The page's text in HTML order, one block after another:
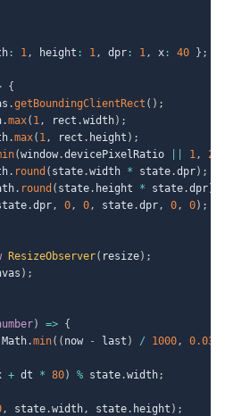
: 1, height : 1, dpr : 1, x : 40 } ;
{
.getBoundingClientRect ( ) ;
.max( 1, rect .width) ;
.max( 1, rect . height ) ;
(window.devicePixelRatio 1, 2
. round ( state.width * state.dpr) ;
. round ( state. height * state.dpr)
.dpr, 0, 0, state.dpr, 0, 0) ;
ResizeObserver( resize) ;
) ;
) => {
Math.min( ( now - last ) / 1000, 0.033
+ dt * 80) % state.width;
, state.width, state. height ) ;